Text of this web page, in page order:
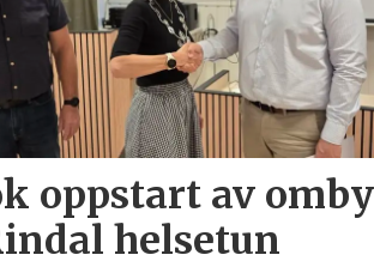
oppstart av
helsetun